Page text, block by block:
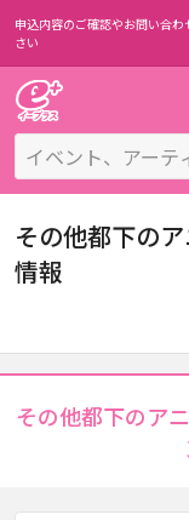
申込内容のご確認やお問い合わ
さい
その他都下の
情報
その他都下のア